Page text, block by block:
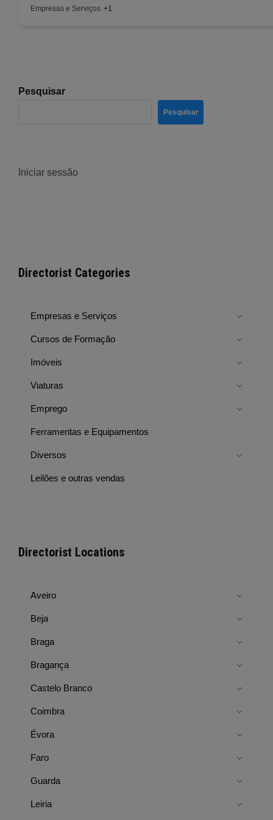
Empresas e Serviços +1
Pesquisar
Pesquisar
Iniciar sessão
Directorist Categories
Empresas e Serviços
Cursos de Formação
Imóveis
Viaturas
Emprego
Ferramentas e Equipamentos
Diversos
Leilões e outras vendas
Directorist Locations
Aveiro
Beja
Braga
Bragança
Castelo Branco
Coimbra
Évora
Faro
Guarda
Leiria